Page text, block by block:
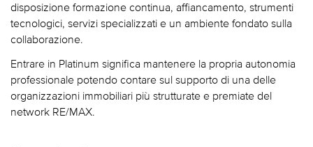
disposizione formazione continua, affiancamento, strumenti
tecnologici, servizi specializzati e un ambiente fondato sulla
collaborazione.
Entrare in Platinum significa mantenere la propria autonomia
professionale potendo contare sul supporto di una delle
organizzazioni immobiliari più strutturate e premiate del
network RE/MAX.